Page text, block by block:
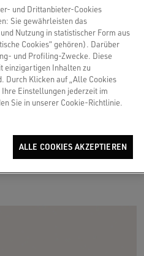
Bag Small aus Palmellato-
Details
und Drittanbieter-Cookies
Sie gewährleisten das
Nutzung in statistischer Form aus
Cookies“ gehören). Darüber
und Profiling-Zwecke. Diese
einzigartigen Inhalten zu
Durch Klicken auf „Alle Cookies
Einstellungen jederzeit im
Sie in unserer Cookie-Richtlinie.
ALLE COOKIES AKZEPTIEREN